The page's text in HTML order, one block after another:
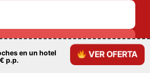
en un hotel
p.p.
VER OFERTA
aceptas el tratamiento de tus